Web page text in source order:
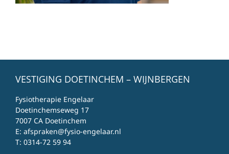
VESTIGING DOETINCHEM – WIJNBERGEN
Fysiotherapie Engelaar
Doetinchemseweg 17
7007 CA Doetinchem
E: afspraken@fysio-engelaar.nl
T: 0314-72 59 94